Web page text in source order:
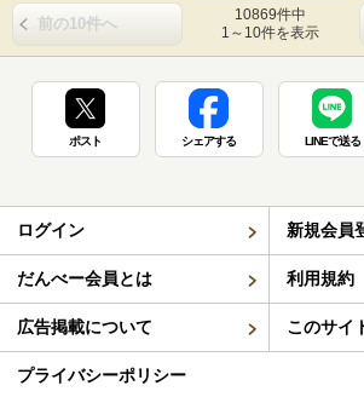
前の10件へ
10869件中
1～10件を表示
ポスト シェアする LINEで送る
ログイン 新規会員
だんべー会員とは 利用規約
広告掲載について このサイ
プライバシーポリシー